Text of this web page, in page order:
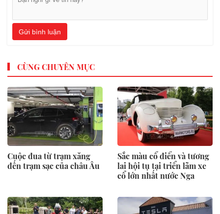
Gửi bình luận
CÙNG CHUYÊN MỤC
Cuộc đua từ trạm xăng
đến trạm sạc của châu Âu
Sắc màu cổ điển và tương
lai hội tụ tại triển lãm xe
cổ lớn nhất nước Nga